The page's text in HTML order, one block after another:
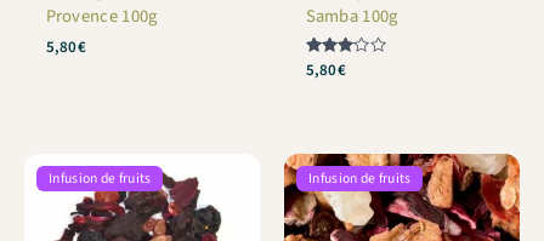
Provence 100g
5,80€
Samba 100g
Note
3
5,80€
Infusion de fruits Infusion de fruits